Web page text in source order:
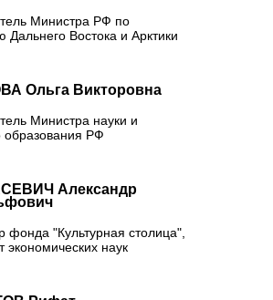
Министра РФ по
Дальнего Востока и Арктики
Ольга Викторовна
Министра науки и
образования РФ
Александр
фонда "Культурная столица",
экономических наук